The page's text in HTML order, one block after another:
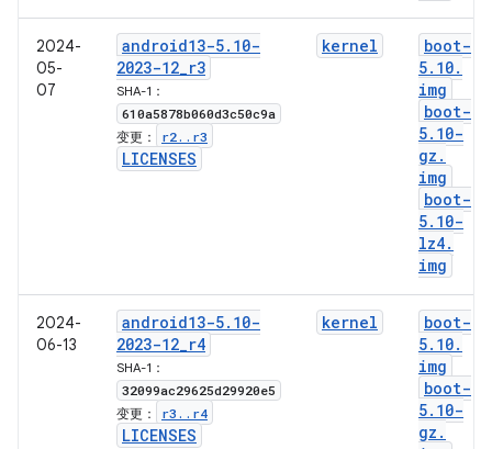
2024-
05-
07
android13-5. 10-
2023-12_r3
SHA-1：
610a5878b060d3c50c9a
变更： r2. . r3
LICENSES
kernel
boot-
5. 10.
img
boot-
5. 10-
gz .
img
boot-
5. 10-
lz4.
img
2024-
06-13
android13-5. 10-
2023-12_r4
SHA-1：
32099ac29625d29920e5
变更： r3 . . r4
LICENSES
kernel
boot-
5. 10.
img
boot-
5. 10-
gz .